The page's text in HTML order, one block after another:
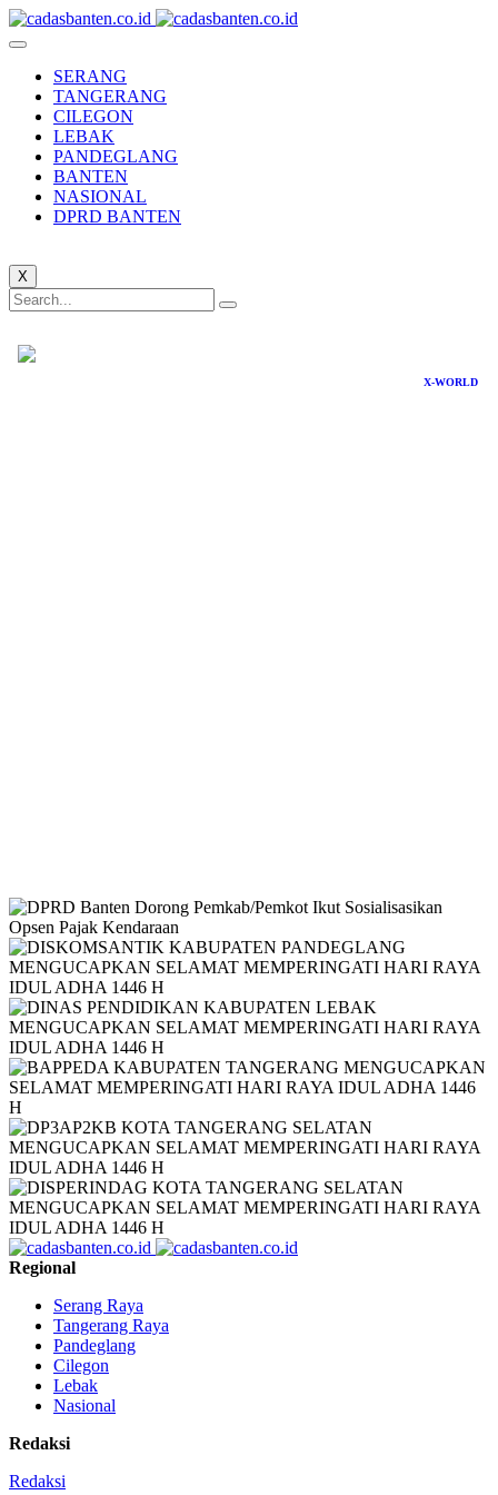
SERANG
TANGERANG
CILEGON
LEBAK
PANDEGLANG
BANTEN
NASIONAL
DPRD BANTEN
X
X-WORLD
Regional
Serang Raya
Tangerang Raya
Pandeglang
Cilegon
Lebak
Nasional
Redaksi
Redaksi